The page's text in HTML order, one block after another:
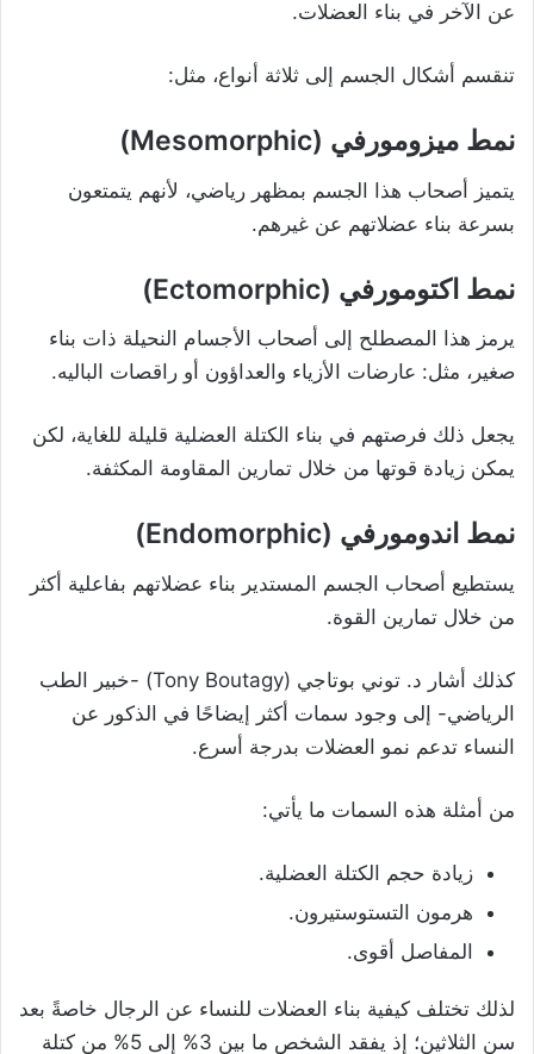
عن الآخر في بناء العضلات.
تنقسم أشكال الجسم إلى ثلاثة أنواع، مثل:
نمط ميزومورفي (Mesomorphic)
يتميز أصحاب هذا الجسم بمظهر رياضي، لأنهم يتمتعون
بسرعة بناء عضلاتهم عن غيرهم.
نمط اكتومورفي (Ectomorphic)
يرمز هذا المصطلح إلى أصحاب الأجسام النحيلة ذات بناء
صغير، مثل: عارضات الأزياء والعداؤون أو راقصات الباليه.
يجعل ذلك فرصتهم في بناء الكتلة العضلية قليلة للغاية، لكن
يمكن زيادة قوتها من خلال تمارين المقاومة المكثفة.
نمط اندومورفي (Endomorphic)
يستطيع أصحاب الجسم المستدير بناء عضلاتهم بفاعلية أكثر
من خلال تمارين القوة.
كذلك أشار د. توني بوتاجي (Tony Boutagy) -خبير الطب
الرياضي- إلى وجود سمات أكثر إيضاحًا في الذكور عن
النساء تدعم نمو العضلات بدرجة أسرع.
من أمثلة هذه السمات ما يأتي:
زيادة حجم الكتلة العضلية.
هرمون التستوستيرون.
المفاصل أقوى.
لذلك تختلف كيفية بناء العضلات للنساء عن الرجال خاصةً بعد
سن الثلاثين؛ إذ يفقد الشخص ما بين 3% إلى 5% من كتلة